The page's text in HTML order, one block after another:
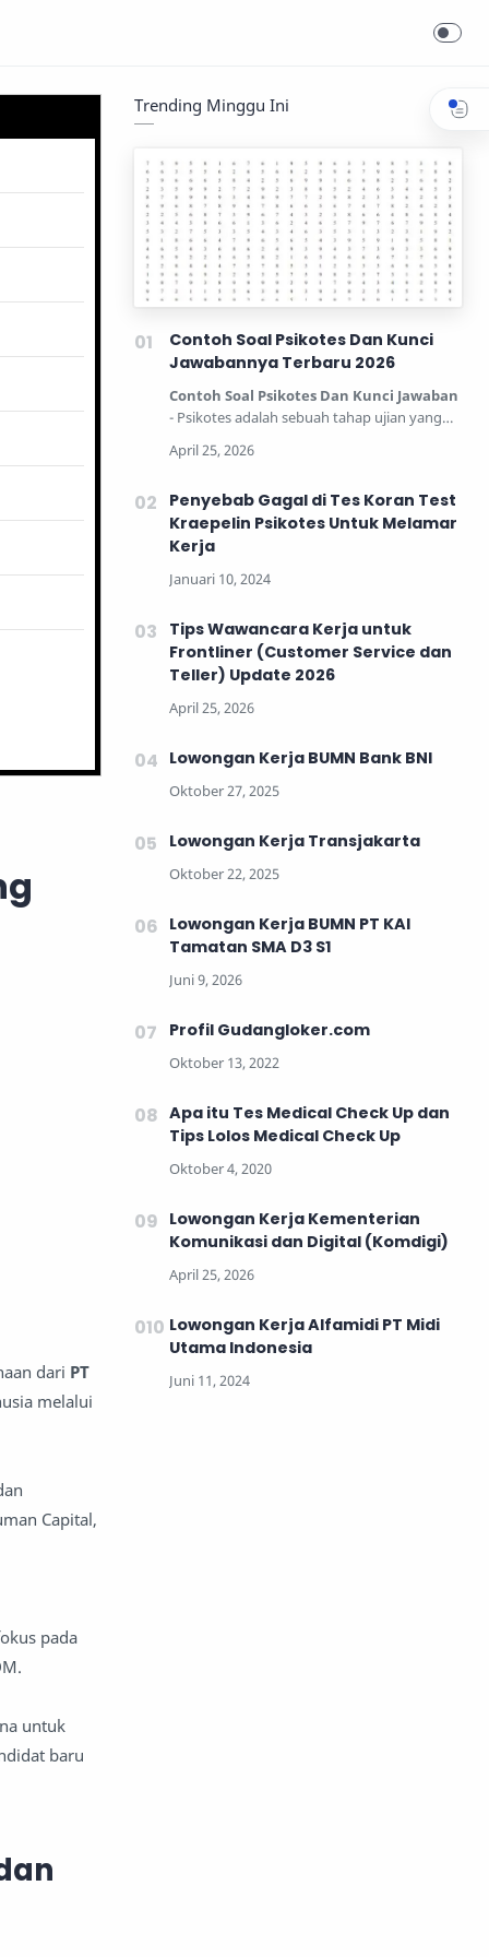
dari PT
melalui
Capital,
pada
untuk
baru
Trending Minggu Ini
Contoh Soal Psikotes Dan Kunci
Jawabannya Terbaru 2026
Contoh Soal Psikotes Dan Kunci Jawaban
- Psikotes adalah sebuah tahap ujian yang
Penyebab Gagal di Tes Koran Test
Kraepelin Psikotes Untuk Melamar
Kerja
Tips Wawancara Kerja untuk
Frontliner (Customer Service dan
Teller) Update 2026
Lowongan Kerja BUMN Bank BNI
Lowongan Kerja Transjakarta
Lowongan Kerja BUMN PT KAI
Tamatan SMA D3 S1
Profil Gudangloker.com
Apa itu Tes Medical Check Up dan
Tips Lolos Medical Check Up
Lowongan Kerja Kementerian
Komunikasi dan Digital (Komdigi)
Lowongan Kerja Alfamidi PT Midi
Utama Indonesia